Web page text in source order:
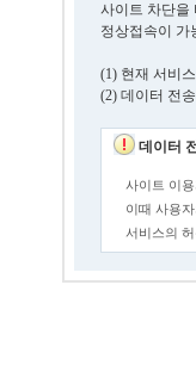
사이트 차단을
정상접속이 가
(1) 현재 서비
(2) 데이터 전
데이터
사이트 이
이때 사용
서비스의